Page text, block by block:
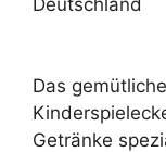
Das
Getränke